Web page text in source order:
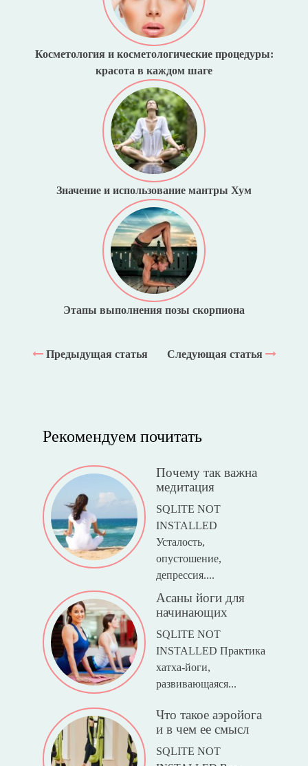
Косметология и косметологические процедуры:
красота в каждом шаге
Значение и использование мантры Хум
Этапы выполнения позы скорпиона
Предыдущая статья Следующая статья
Рекомендуем почитать
Почему так важна
медитация
SQLITE NOT
INSTALLED
Усталость,
опустошение,
депрессия....
Асаны йоги для
начинающих
SQLITE NOT
INSTALLED Практика
хатха-йоги,
развивающаяся...
Что такое аэройога
и в чем ее смысл
SQLITE NOT